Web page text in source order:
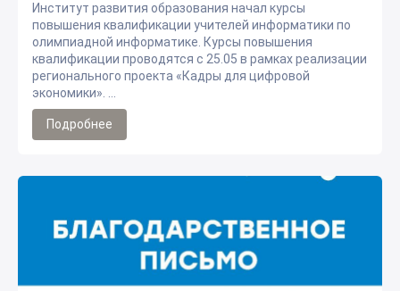
Институт развития образования начал курсы
повышения квалификации учителей информатики по
олимпиадной информатике. Курсы повышения
квалификации проводятся с 25.05 в рамках реализации
регионального проекта «Кадры для цифровой
экономики». ...
Подробнее